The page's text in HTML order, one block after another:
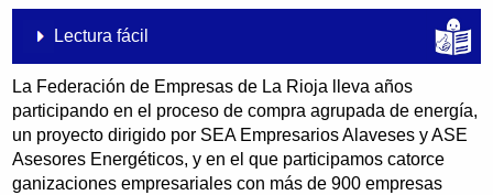
Lectura fácil
La Federación de Empresas de La Rioja lleva años
participando en el proceso de compra agrupada de energía,
un proyecto dirigido por SEA Empresarios Alaveses y ASE
Asesores Energéticos, y en el que participamos catorce
ganizaciones empresariales con más de 900 empresas